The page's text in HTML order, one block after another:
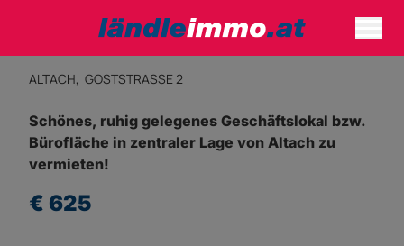
ALTACH, GOSTSTRASSE 2
Schönes, ruhig gelegenes Geschäftslokal bzw.
Bürofläche in zentraler Lage von Altach zu
vermieten!
€ 625